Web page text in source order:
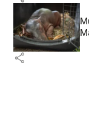
share